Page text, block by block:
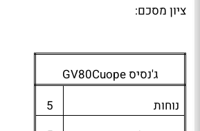
ציון מסכם:
ג'נסיסGV80Cuope
נוחות
5